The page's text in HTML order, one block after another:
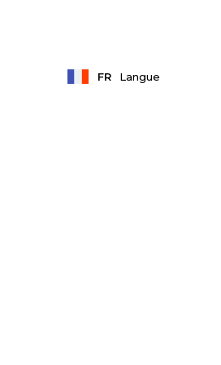
FR Langue